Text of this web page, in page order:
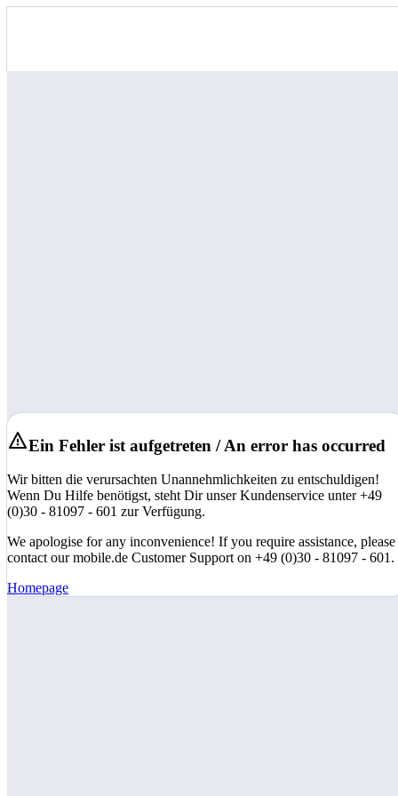
Ein Fehler ist aufgetreten / An error has occurred
Wir bitten die verursachten Unannehmlichkeiten zu entschuldigen!
Wenn Du Hilfe benötigst, steht Dir unser Kundenservice unter +49
(0)30 - 81097 - 601 zur Verfügung.
We apologise for any inconvenience! If you require assistance, please
contact our mobile.de Customer Support on +49 (0)30 - 81097 - 601.
Homepage